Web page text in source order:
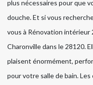
plus nécessaires pour que
douche. Et si vous
vous à Rénovation intérieur
Charonville dans le 28120.
plaisent énormément,
pour votre salle de bain.